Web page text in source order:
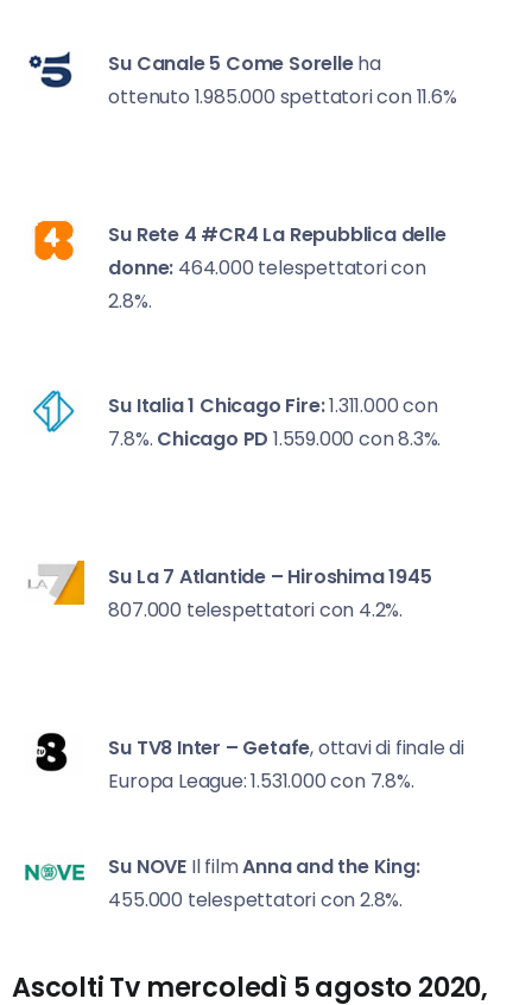
Su Canale 5 Come Sorelleha
ottenuto 1.985.000 spettatori con 11.6%
Su Rete 4 #CR4 La Repubblica delle
donne: 464.000 telespettatori con
2.8%.
Su Italia 1 Chicago Fire:1.311.000 con
7.8%. Chicago PD 1.559.000 con 8.3%.
Su La 7 Atlantide – Hiroshima 1945
807.000 telespettatori con 4.2%.
Su TV8 Inter – Getafe, ottavi di finale di
Europa League: 1.531.000 con 7.8%.
Su NOVEIl filmAnna and the King:
455.000 telespettatori con 2.8%.
Ascolti Tv mercoledì 5 agosto 2020,